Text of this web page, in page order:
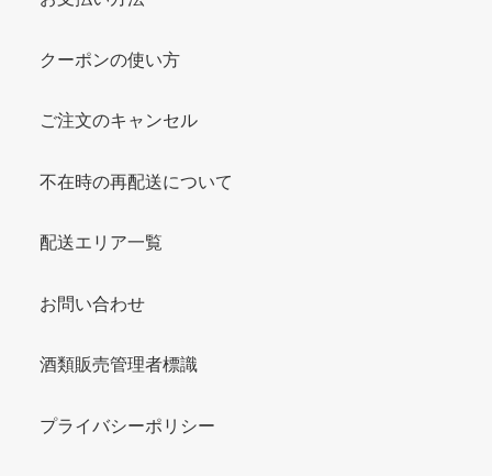
クーポンの使い方
ご注文のキャンセル
不在時の再配送について
配送エリア一覧
お問い合わせ
酒類販売管理者標識
プライバシーポリシー